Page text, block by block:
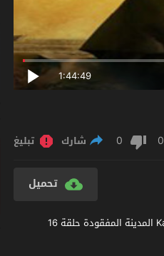
1:44:49
0
0 شارك تبليغ
تحميل
مشاهدة مسلسل المدينة المفقودة الحلقة 16 مترجم عربي اون لاين مشاهدة و تحميل مباشر مسلسل Kayıp Şehir المدينة المفقودة حلقة 16